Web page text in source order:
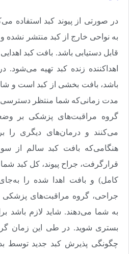
در صورتی از پیوند کبد استفاده
به نواحی خارج از کبد منتشر نشده
قابل دستیابی باشد. بافت کبد
اهداکننده زنده کبد تهیه می‌‌‌‌‌‌شود.
باشد، بافت بخشی از کبد است و
مدت زمانی‌که شما منتظر دسترسی
گروه مراقبت‌های پزشکی بر
می‌کنند و درمان‌‌‌‌‌‌های دیگری را
هنگامی‌که بافت کبد سالم از
قرار‌گرفت، جراح پیوند، کل کبد
کامل) و بافت اهدا شده را
جراحی، گروه مراقبت‌‌‌‌‌‌های پزشکی
به شما می‌دهند. شاید لازم باشد
بستری شوید. در طی این زمان
چگونگی پذیرش کبد جدید توسط